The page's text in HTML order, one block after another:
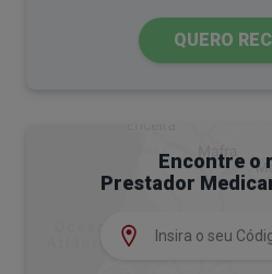
QUERO
Encontre o
Prestador